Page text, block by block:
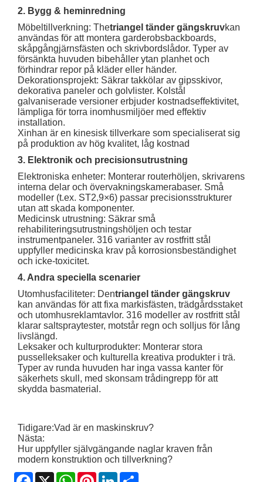
2. Bygg & heminredning
Möbeltillverkning: Thetriangel tänder gängskruvkan
användas för att montera garderobsbackboards,
skåpgångjärnsfästen och skrivbordslådor. Typer av
försänkta huvuden bibehåller ytan planhet och
förhindrar repor på kläder eller händer.
Dekorationsprojekt: Säkrar takkölar av gipsskivor,
dekorativa paneler och golvlister. Kolstål
galvaniserade versioner erbjuder kostnadseffektivitet,
lämpliga för torra inomhusmiljöer med effektiv
installation.
Xinhan är en kinesisk tillverkare som specialiserat sig
på produktion av hög kvalitet, låg kostnad
3. Elektronik och precisionsutrustning
Elektroniska enheter: Monterar routerhöljen, skrivarens
interna delar och övervakningskamerabaser. Små
modeller (t.ex. ST2,9×6) passar precisionsstrukturer
utan att skada komponenter.
Medicinsk utrustning: Säkrar små
rehabiliteringsutrustningshöljen och testar
instrumentpaneler. 316 varianter av rostfritt stål
uppfyller medicinska krav på korrosionsbeständighet
och icke-toxicitet.
4. Andra speciella scenarier
Utomhusfaciliteter: Dentriangel tänder gängskruv
kan användas för att fixa markisfästen, trädgårdsstaket
och utomhusreklamtavlor. 316 modeller av rostfritt stål
klarar saltspraytester, motstår regn och solljus för lång
livslängd.
Leksaker och kulturprodukter: Monterar stora
pusselleksaker och kulturella kreativa produkter i trä.
Typer av runda huvuden har inga vassa kanter för
säkerhets skull, med skonsam trådingrepp för att
skydda basmaterial.
Tidigare:Vad är en maskinskruv?
Nästa:
Hur uppfyller självgängande naglar kraven från
modern konstruktion och tillverkning?
Facebook
X WhatsApp
PinterestLinkedIn